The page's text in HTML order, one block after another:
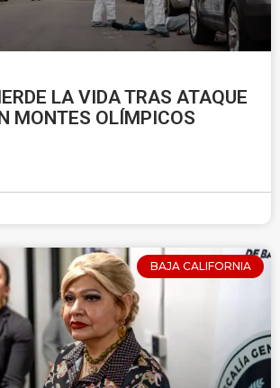
LA VIDA TRAS ATAQUE
MONTES OLÍMPICOS
BAJA CALIFORNIA